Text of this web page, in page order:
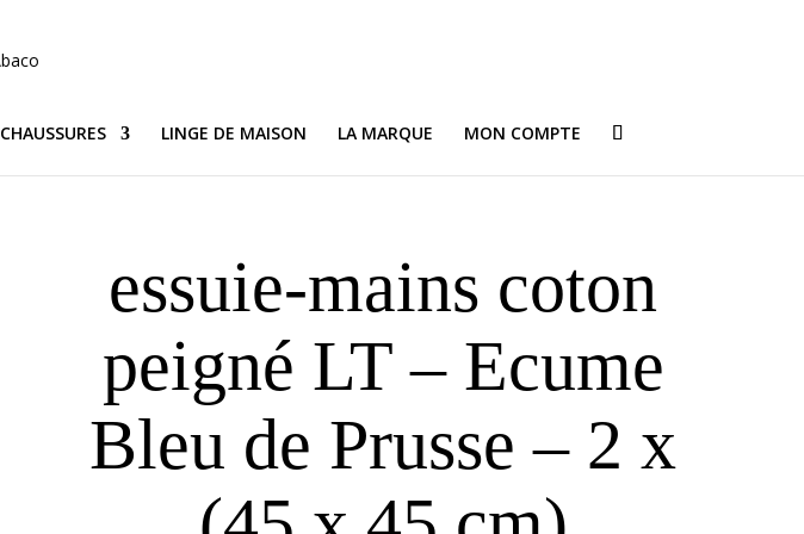
CHAUSSURES LINGE DE MAISON LA MARQUE MON COMPTE
essuie-mains coton
peigné LT – Ecume
Bleu de Prusse – 2 x